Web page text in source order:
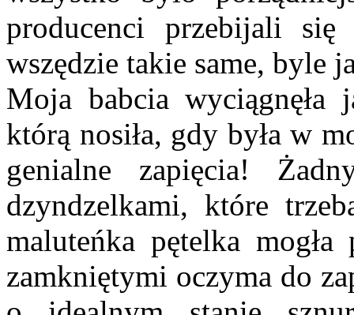
producenci przebijali się
wszędzie takie same, byle
Moja babcia wyciągnęła
którą nosiła, gdy była w
genialne zapięcia!
dzyndzelkami, które
maluteńka pętelka
zamkniętymi oczyma do